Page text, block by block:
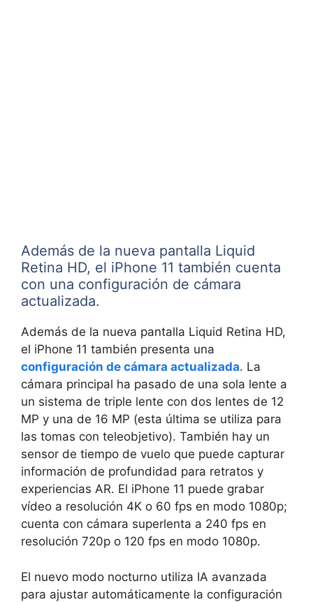
Además de la nueva pantalla Liquid
Retina HD, el iPhone 11 también cuenta
con una configuración de cámara
actualizada.
Además de la nueva pantalla Liquid Retina HD,
el iPhone 11 también presenta una
configuración de cámara actualizada. La
cámara principal ha pasado de una sola lente a
un sistema de triple lente con dos lentes de 12
MP y una de 16 MP (esta última se utiliza para
las tomas con teleobjetivo). También hay un
sensor de tiempo de vuelo que puede capturar
información de profundidad para retratos y
experiencias AR. El iPhone 11 puede grabar
vídeo a resolución 4K o 60 fps en modo 1080p;
cuenta con cámara superlenta a 240 fps en
resolución 720p o 120 fps en modo 1080p.
El nuevo modo nocturno utiliza IA avanzada
para ajustar automáticamente la configuración